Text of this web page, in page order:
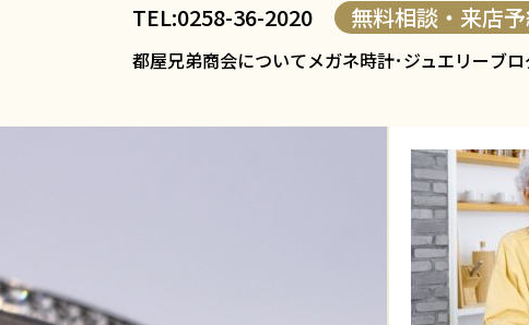
TEL:0258-36-2020 無料相談・来店
都屋兄弟商会についてメガネ時計･ジュエリーブ